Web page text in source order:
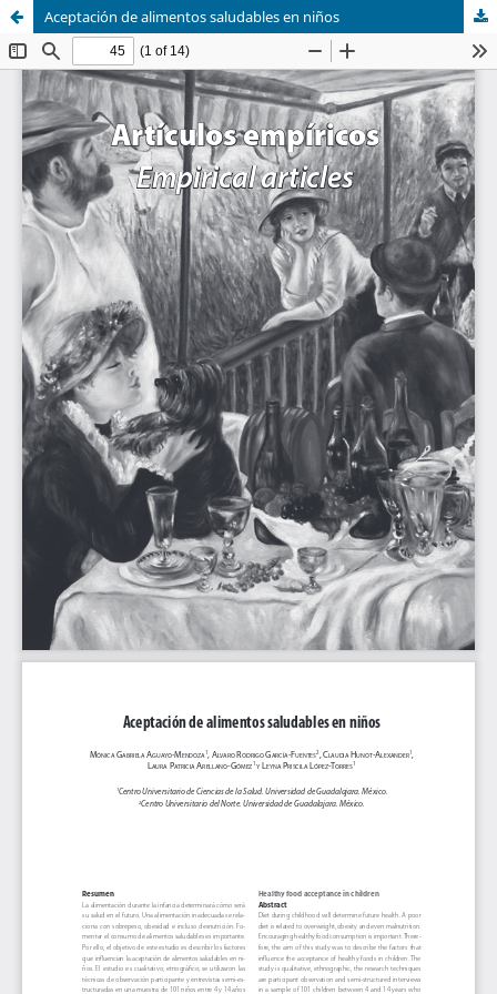
Aceptación de alimentos saludables en niños